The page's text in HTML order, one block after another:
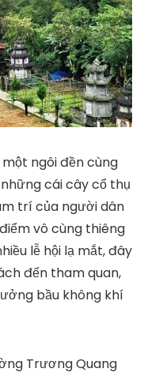
một ngôi đền cùng
cái cây cổ thụ
trí của người dân
vô cùng thiêng
lễ hội lạ mắt, đây
đến tham quan,
bầu không khí
Trương Quang